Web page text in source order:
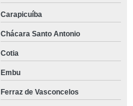
Carapicuíba
Chácara Santo Antonio
Cotia
Embu
Ferraz de Vasconcelos